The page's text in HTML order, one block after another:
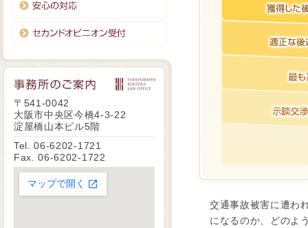
交通事故被害に遭わ
になるのか、どのよ
〒541-0042
大阪市中央区今橋4-3-22
淀屋橋山本ビル5階
Tel. 06-6202-1721
Fax. 06-6202-1722